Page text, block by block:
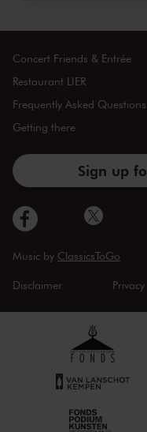
Concert Friends & Entrée
Restaurant LIER
Frequently Asked Questions
Getting there
Sign up
Music by ClassicsToGo
Disclaimer Privacy